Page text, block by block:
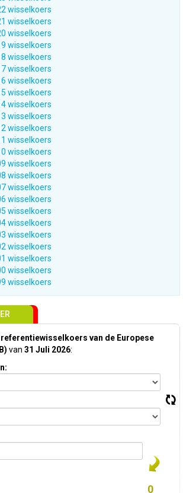
wisselkoers
wisselkoers
wisselkoers
wisselkoers
wisselkoers
wisselkoers
wisselkoers
wisselkoers
wisselkoers
wisselkoers
wisselkoers
wisselkoers
wisselkoers
wisselkoers
wisselkoers
wisselkoers
wisselkoers
wisselkoers
wisselkoers
wisselkoers
wisselkoers
wisselkoers
wisselkoers
wisselkoers
referentiewisselkoers van de Europese
van 31 Juli 2026: